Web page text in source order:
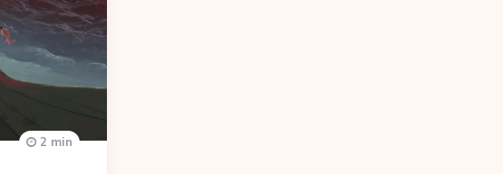
2 min